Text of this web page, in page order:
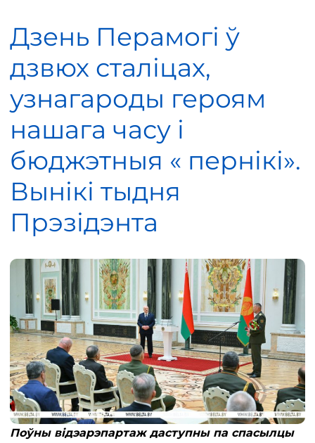
Дзень Перамогі ў
дзвюх сталіцах,
узнагароды героям
нашага часу і
бюджэтныя « пернікі».
Вынікі тыдня
Прэзідэнта
Поўны відэарэпартаж даступны па спасылцы